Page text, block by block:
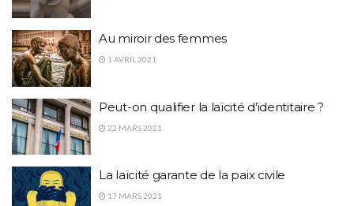
Au miroir des femmes
1 AVRIL 2021
Peut-on qualifier la laïcité d’identitaire ?
22 MARS 2021
La laïcité garante de la paix civile
17 MARS 2021